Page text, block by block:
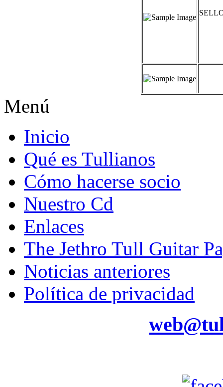
Menú
Inicio
Qué es Tullianos
Cómo hacerse socio
Nuestro Cd
Enlaces
The Jethro Tull Guitar
Noticias anteriores
Política de privacidad